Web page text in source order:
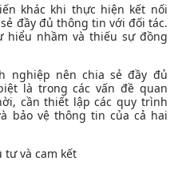
khác khi thực hiện kết nối
đầy đủ thông tin với đối tác.
hiểu nhầm và thiếu sự đồng
nghiệp nên chia sẻ đầy đủ
là trong các vấn đề quan
cần thiết lập các quy trình
bảo vệ thông tin của cả hai
tư và cam kết